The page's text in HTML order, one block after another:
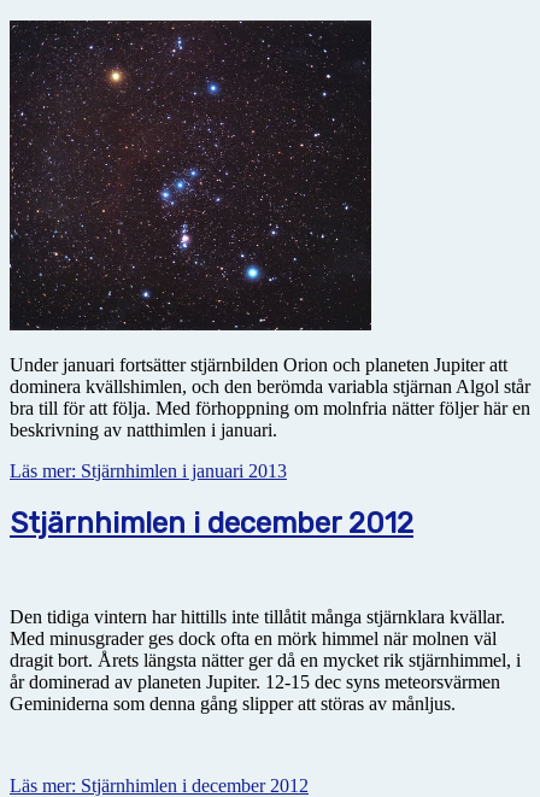
Under januari fortsätter stjärnbilden Orion och planeten Jupiter att
dominera kvällshimlen, och den berömda variabla stjärnan Algol står
bra till för att följa. Med förhoppning om molnfria nätter följer här en
beskrivning av natthimlen i januari.
Läs mer: Stjärnhimlen i januari 2013
Stjärnhimlen i december 2012
Den tidiga vintern har hittills inte tillåtit många stjärnklara kvällar.
Med minusgrader ges dock ofta en mörk himmel när molnen väl
dragit bort. Årets längsta nätter ger då en mycket rik stjärnhimmel, i
år dominerad av planeten Jupiter. 12-15 dec syns meteorsvärmen
Geminiderna som denna gång slipper att störas av månljus.
Läs mer: Stjärnhimlen i december 2012